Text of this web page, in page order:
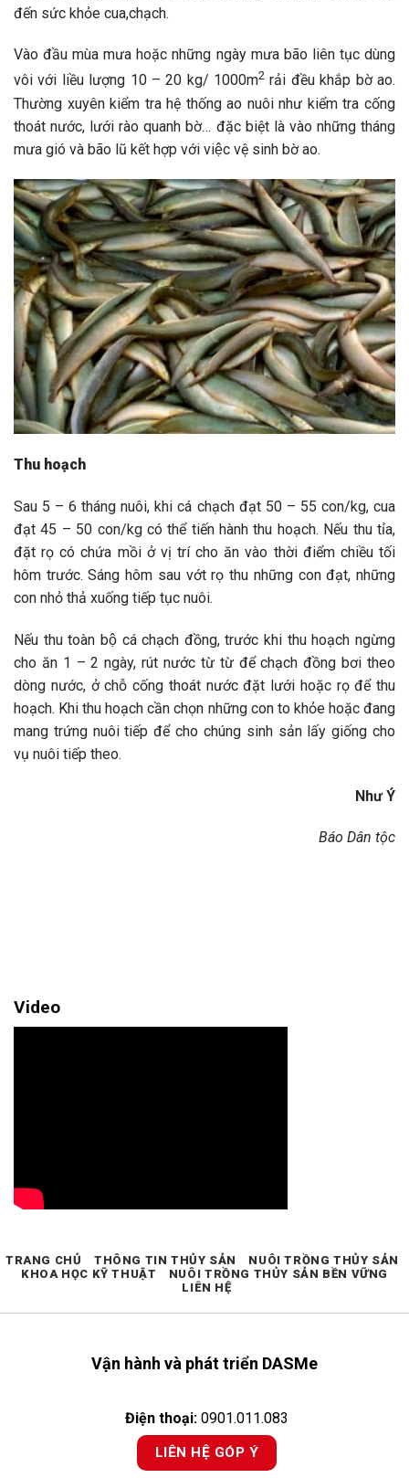
đến sức khỏe cua,chạch.
Vào đầu mùa mưa hoặc những ngày mưa bão liên tục dùng
vôi với liều lượng 10 – 20 kg/ 1000m2 rải đều khắp bờ ao.
Thường xuyên kiểm tra hệ thống ao nuôi như kiểm tra cống
thoát nước, lưới rào quanh bờ… đặc biệt là vào những tháng
mưa gió và bão lũ kết hợp với việc vệ sinh bờ ao.
Thu hoạch
Sau 5 – 6 tháng nuôi, khi cá chạch đạt 50 – 55 con/kg, cua
đạt 45 – 50 con/kg có thể tiến hành thu hoạch. Nếu thu tỉa,
đặt rọ có chứa mồi ở vị trí cho ăn vào thời điểm chiều tối
hôm trước. Sáng hôm sau vớt rọ thu những con đạt, những
con nhỏ thả xuống tiếp tục nuôi.
Nếu thu toàn bộ cá chạch đồng, trước khi thu hoạch ngừng
cho ăn 1 – 2 ngày, rút nước từ từ để chạch đồng bơi theo
dòng nước, ở chỗ cống thoát nước đặt lưới hoặc rọ để thu
hoạch. Khi thu hoạch cần chọn những con to khỏe hoặc đang
mang trứng nuôi tiếp để cho chúng sinh sản lấy giống cho
vụ nuôi tiếp theo.
Như Ý
Báo Dân tộc
Video
Vận hành và phát triển DASMe
Điện thoại: 0901.011.083
LIÊN HỆ GÓP Ý
TRANG CHỦ THÔNG TIN THỦY SẢN
NUÔI TRỒNG THỦY SẢN
KHOA HỌC KỸ THUẬT
NUÔI TRỒNG THỦY SẢN BỀN VỮNG
LIÊN HỆ